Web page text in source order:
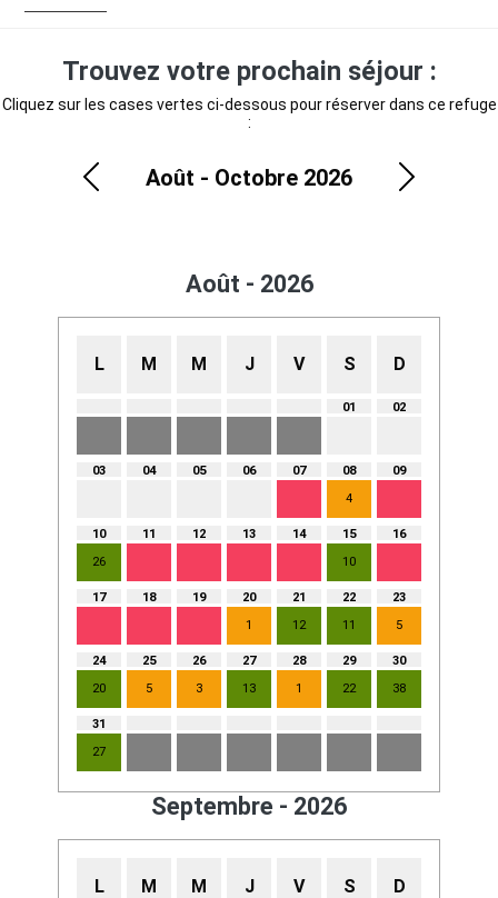
Trouvez votre prochain séjour :
Cliquez sur les cases vertes ci-dessous pour réserver dans ce refuge
:
Août - Octobre 2026
Août - 2026
L M M J V S D
01 02
03 04 05 06 07
08
4
09
10
26
11 12 13 14
15
10
16
17 18 19
20
1
21
12
22
11
23
5
24
20
25
5
26
3
27
13
28
1
29
22
30
38
31
27
Septembre - 2026
L M M J V S D